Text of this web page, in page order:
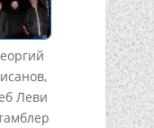
Леви